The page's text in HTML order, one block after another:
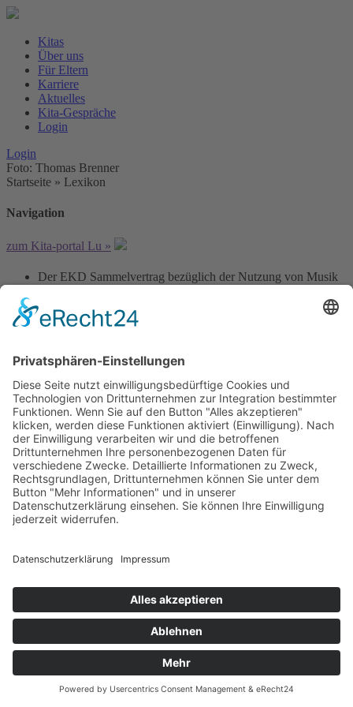
Kitas
Über uns
Für Eltern
Karriere
Aktuelles
Kita-Gespräche
Login
Login
Foto: Thomas Brenner
Startseite » Lexikon
Navigation
zum Kita-portal Lu »
Der EKD Sammelvertrag bezüglich der Nutzung von Musik
Veranstaltungen des Fördervereins)
Kitas
Übersicht
Über uns
Struktur
Team
Suche nach neuen Fachkräften
Für Eltern
Kita-Gespräche
Karriere
Aktuelles
Copyright © 2023 |
Impressum |